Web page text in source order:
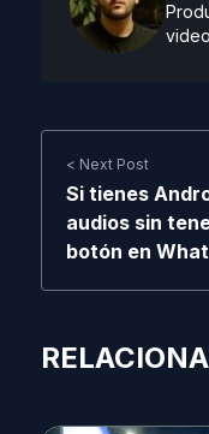
< Next Post
Si tienes
audios sin
botón en